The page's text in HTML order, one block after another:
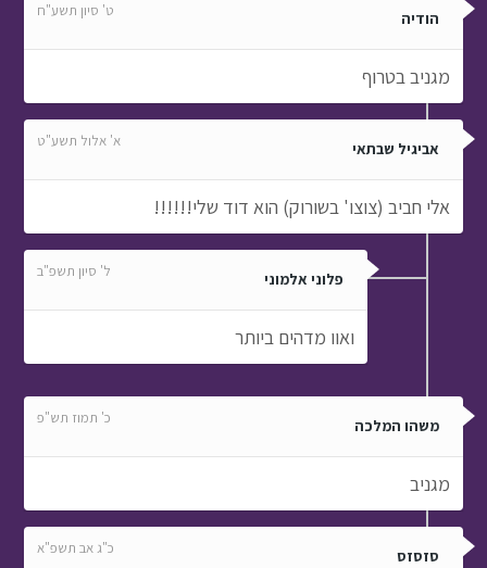
הודיה ט' סיון תשע"ח
מגניב בטרוף
אביגיל שבתאי א' אלול תשע"ט
אלי חביב (צוצו' בשורוק) הוא דוד שלי!!!!!!
פלוני אלמוני ל' סיון תשפ"ב
ואוו מדהים ביותר
משהו המלכה כ' תמוז תש"פ
מגניב
סזסזס כ"ג אב תשפ"א